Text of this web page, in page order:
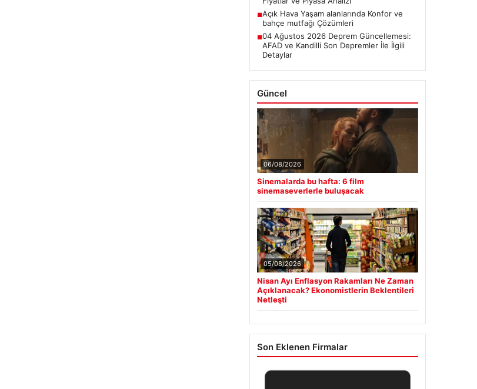
■Açık Hava Yaşam alanlarında Konfor ve
bahçe mutfağı Çözümleri
■04 Ağustos 2026 Deprem Güncellemesi:
AFAD ve Kandilli Son Depremler İle İlgili
Detaylar
Güncel
06/08/2026
Sinemalarda bu hafta: 6 film
sinemaseverlerle buluşacak
05/08/2026
Nisan Ayı Enflasyon Rakamları Ne Zaman
Açıklanacak? Ekonomistlerin Beklentileri
Netleşti
Son Eklenen Firmalar